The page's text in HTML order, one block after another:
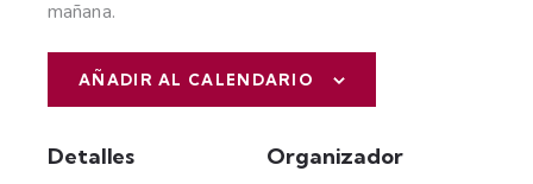
mañana.
AÑADIR AL CALENDARIO
Detalles Organizador